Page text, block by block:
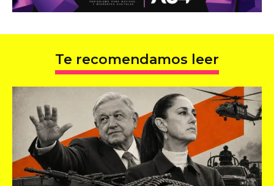
Te recomendamos leer